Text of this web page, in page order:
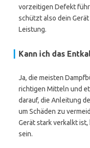
vorzeitigen Defekt
schützt also dein
Leistung.
Kann ich das
Ja, die meisten
richtigen Mitteln und
darauf, die Anleitung
um Schäden zu
Gerät stark verkalkt
sein.